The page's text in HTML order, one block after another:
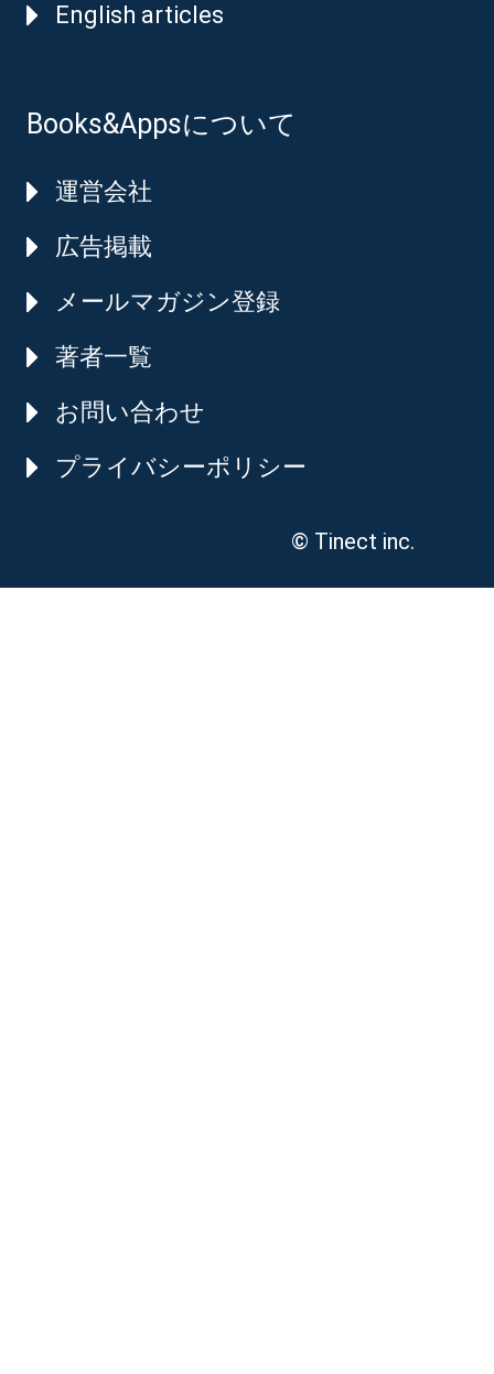
English articles
Books&Appsについて
運営会社
広告掲載
メールマガジン登録
著者一覧
お問い合わせ
プライバシーポリシー
© Tinect inc.